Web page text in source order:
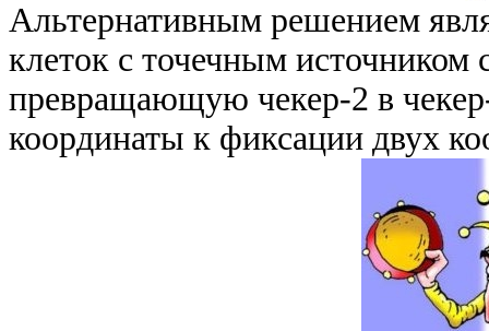
Альтернативным решением
клеток с точечным источником
превращающую чекер-2 в
координаты к фиксации двух